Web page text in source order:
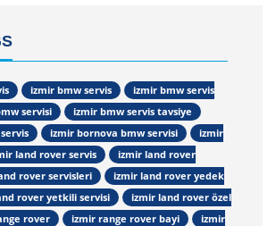
izmir bmw servis
izmir bmw servis
servisi
izmir bmw servis tavsiye
izmir bornova bmw servisi
izmir
land rover servis
izmir land rover
rover servisleri
izmir land rover yedek
rover yetkili servisi
izmir land rover özel
rover izmir range rover bayi
izmir